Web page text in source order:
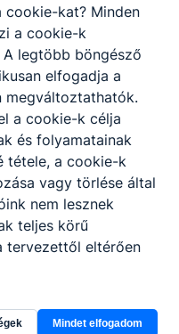
cookie-kat? Minden
a cookie-k
legtöbb böngésző
elfogadja a
megváltoztathatók.
a cookie-k célja
és folyamatainak
tétele, a cookie-k
vagy törlése által
nem lesznek
teljes körű
tervezettől eltérően
Mindet elfogadom